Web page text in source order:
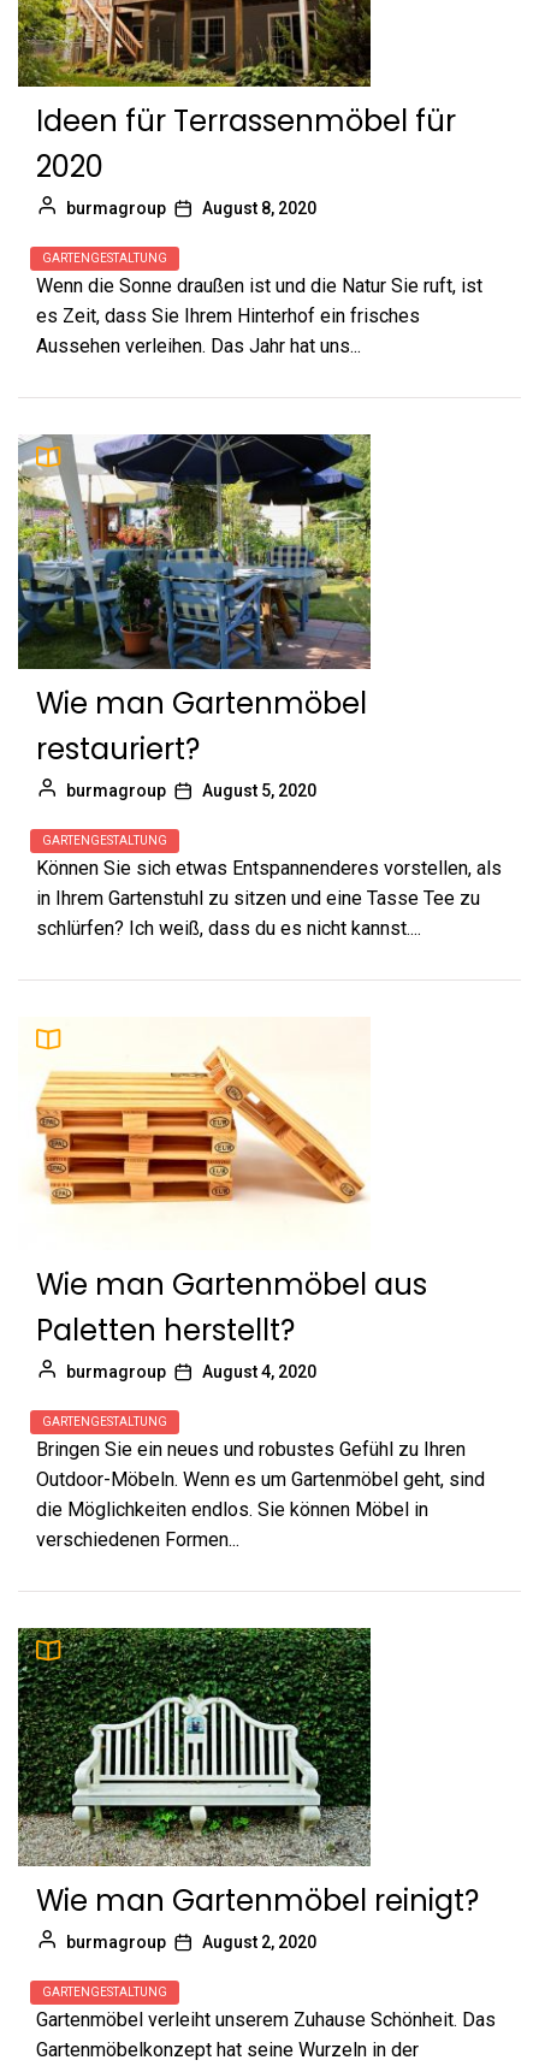
Ideen für Terrassenmöbel für
2020
burmagroup August 8, 2020
GARTENGESTALTUNG
Wenn die Sonne draußen ist und die Natur Sie ruft, ist
es Zeit, dass Sie Ihrem Hinterhof ein frisches
Aussehen verleihen. Das Jahr hat uns...
Wie man Gartenmöbel
restauriert?
burmagroup August 5, 2020
GARTENGESTALTUNG
Können Sie sich etwas Entspannenderes vorstellen, als
in Ihrem Gartenstuhl zu sitzen und eine Tasse Tee zu
schlürfen? Ich weiß, dass du es nicht kannst....
Wie man Gartenmöbel aus
Paletten herstellt?
burmagroup August 4, 2020
GARTENGESTALTUNG
Bringen Sie ein neues und robustes Gefühl zu Ihren
Outdoor-Möbeln. Wenn es um Gartenmöbel geht, sind
die Möglichkeiten endlos. Sie können Möbel in
verschiedenen Formen...
Wie man Gartenmöbel reinigt?
burmagroup August 2, 2020
GARTENGESTALTUNG
Gartenmöbel verleiht unserem Zuhause Schönheit. Das
Gartenmöbelkonzept hat seine Wurzeln in der